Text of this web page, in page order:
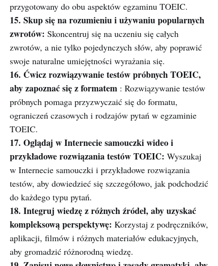
przygotowany do obu aspektów egzaminu TOEIC.
15. Skup się na rozumieniu i używaniu popularnych
zwrotów: Skoncentruj się na uczeniu się całych
zwrotów, a nie tylko pojedynczych słów, aby poprawić
swoje naturalne umiejętności wyrażania się.
16. Ćwicz rozwiązywanie testów próbnych TOEIC,
aby zapoznać się z formatem : Rozwiązywanie testów
próbnych pomaga przyzwyczaić się do formatu,
ograniczeń czasowych i rodzajów pytań w egzaminie
TOEIC.
17. Oglądaj w Internecie samouczki wideo i
przykładowe rozwiązania testów TOEIC: Wyszukaj
w Internecie samouczki i przykładowe rozwiązania
testów, aby dowiedzieć się szczegółowo, jak podchodzić
do każdego typu pytań.
18. Integruj wiedzę z różnych źródeł, aby uzyskać
kompleksową perspektywę: Korzystaj z podręczników,
aplikacji, filmów i różnych materiałów edukacyjnych,
aby gromadzić różnorodną wiedzę.